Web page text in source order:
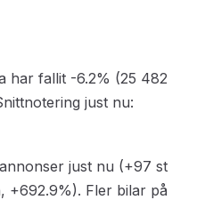
har fallit -6.2% (25 482
just nu:
just nu (+97 st
+692.9%). Fler bilar på